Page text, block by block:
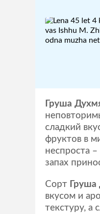
Груша
сладкий
фруктов в
неспроста
запах
Сорт Груша
вкусом и
текстуру, а